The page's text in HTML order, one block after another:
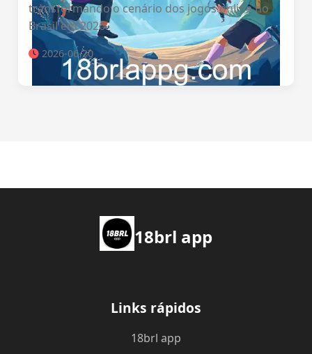
transformando o cenário dos jogos online no
Brasil em 2026.
2026-06-20
18brl app
Links rápidos
18brl app